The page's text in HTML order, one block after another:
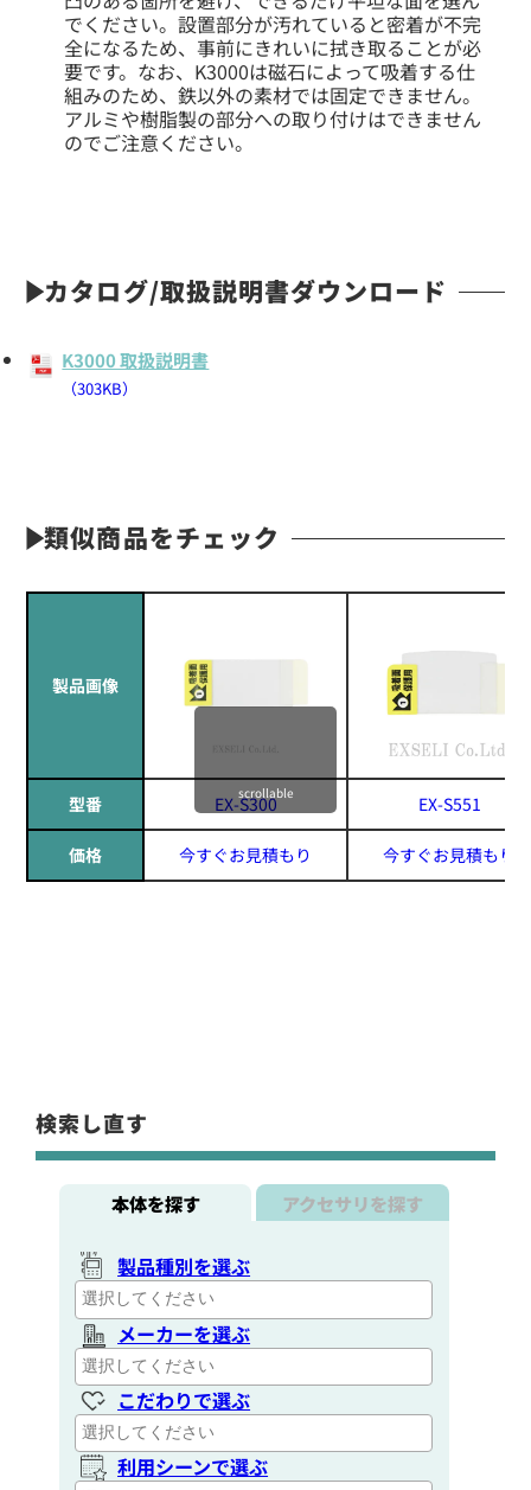
でください。設置部分が汚れていると密着が不完
全になるため、事前にきれいに拭き取ることが必
要です。なお、K3000は磁石によって吸着する仕
組みのため、鉄以外の素材では固定できません。
アルミや樹脂製の部分への取り付けはできません
のでご注意ください。
カタログ/取扱説明書ダウンロード
K3000 取扱説明書
（303KB）
類似商品をチェック
製品画像
型番 EX-S300 EX-S551
価格 今すぐお見積もり 今すぐお見積もり
scrollable
検索し直す
本体を探す アクセサリを探す
製品種別を選ぶ
メーカーを選ぶ
こだわりで選ぶ
利用シーンで選ぶ